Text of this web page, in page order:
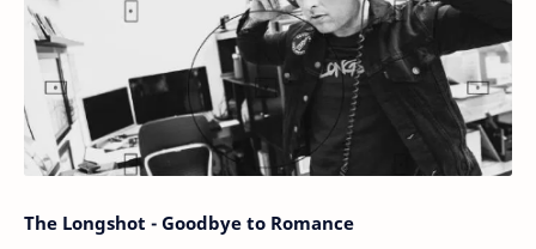
The Longshot - Goodbye to Romance